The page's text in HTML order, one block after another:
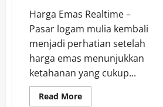
Harga Emas Realtime –
Pasar logam mulia kembali
menjadi perhatian setelah
harga emas menunjukkan
ketahanan yang cukup...
Read MoreRead
more